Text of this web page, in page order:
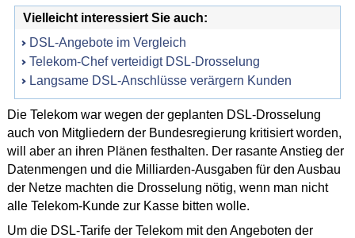
Vielleicht interessiert Sie auch:
DSL-Angebote im Vergleich
Telekom-Chef verteidigt DSL-Drosselung
Langsame DSL-Anschlüsse verärgern Kunden
Die Telekom war wegen der geplanten DSL-Drosselung
auch von Mitgliedern der Bundesregierung kritisiert worden,
will aber an ihren Plänen festhalten. Der rasante Anstieg der
Datenmengen und die Milliarden-Ausgaben für den Ausbau
der Netze machten die Drosselung nötig, wenn man nicht
alle Telekom-Kunde zur Kasse bitten wolle.
Um die DSL-Tarife der Telekom mit den Angeboten der